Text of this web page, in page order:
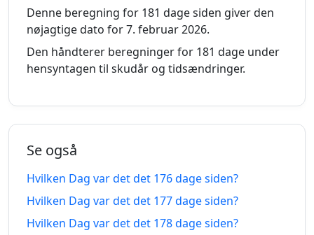
168 dage
siden
20.02.2026
dage
fra-
nu
19.02.2026 23.01.2027
170 dage
siden
18.02.2026
dage
fra-
nu
24.01.2027
Denne beregning for 181 dage siden giver den
nøjagtige dato for 7. februar 2026.
Den håndterer beregninger for 181 dage under
hensyntagen til skudår og tidsændringer.
Se også
Hvilken Dag var det det 176 dage siden?
Hvilken Dag var det det 177 dage siden?
Hvilken Dag var det det 178 dage siden?